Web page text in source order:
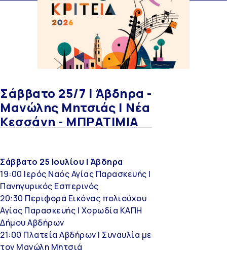
Σάββατο 25/7 | Άβδηρα -
Μανώλης Μητσιάς | Νέα
Κεσσάνη - ΜΠΡΑΤΙΜΙΑ
Σάββατο 25 Ιουλίου | Άβδηρα
19:00 Ιερός Ναός Αγίας Παρασκευής |
Πανηγυρικός Εσπερινός
20:30 Περιφορά Εικόνας πολιούχου
Αγίας Παρασκευής | Χορωδία ΚΑΠΗ
Δήμου Αβδήρων
21:00 Πλατεία Αβδήρων | Συναυλία με
τον Μανώλη Μητσιά